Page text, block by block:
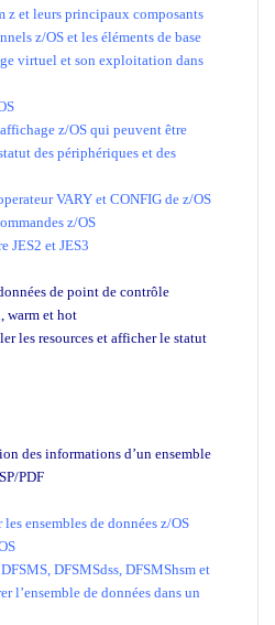
z et leurs principaux composants
z/OS et les éléments de base
virtuel et son exploitation dans
z/OS qui peuvent être
des périphériques et des
VARY et CONFIG de z/OS
z/OS
JES2 et JES3
de point de contrôle
warm et hot
les resources et afficher le statut
des informations d’un ensemble
PDF
ensembles de données z/OS
DFSMSdss, DFSMShsm et
l’ensemble de données dans un